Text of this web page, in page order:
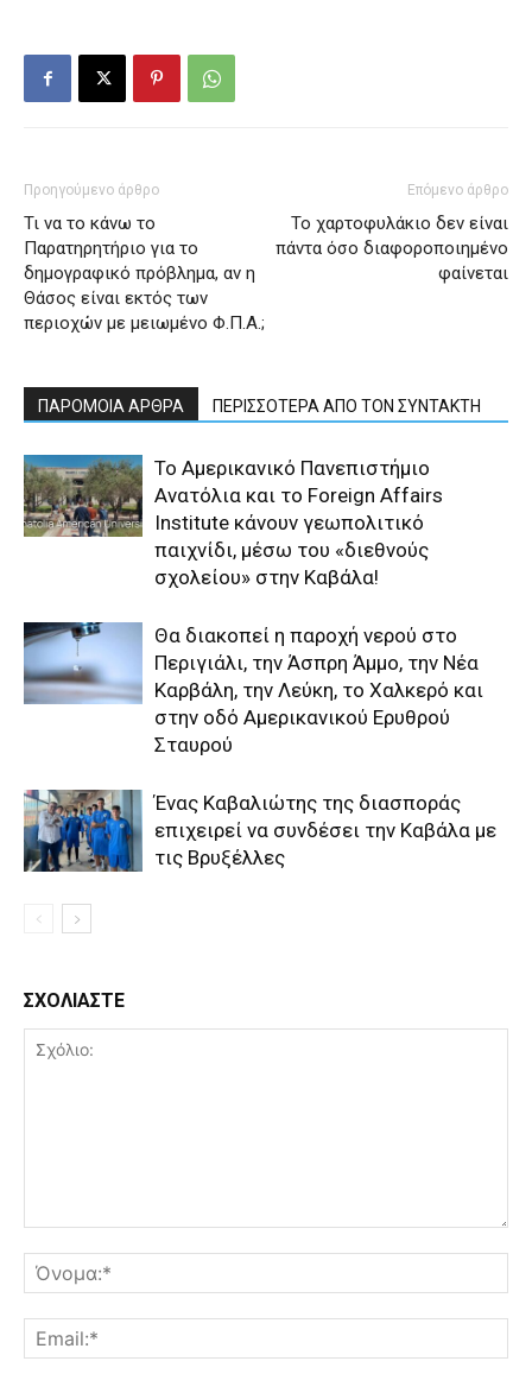
Προηγούμενο άρθρο
Τι να το κάνω το
Παρατηρητήριο για το
δημογραφικό πρόβλημα, αν η
Θάσος είναι εκτός των
περιοχών με μειωμένο Φ.Π.Α.;
Επόμενο άρθρο
Το χαρτοφυλάκιο δεν είναι
πάντα όσο διαφοροποιημένο
φαίνεται
ΠΑΡΟΜΟΙΑ ΑΡΘΡΑ ΠΕΡΙΣΣΟΤΕΡΑ ΑΠΟ ΤΟΝ ΣΥΝΤΑΚΤΗ
Το Αμερικανικό Πανεπιστήμιο
Ανατόλια και το Foreign Affairs
Institute κάνουν γεωπολιτικό
παιχνίδι, μέσω του «διεθνούς
σχολείου» στην Καβάλα!
Θα διακοπεί η παροχή νερού στο
Περιγιάλι, την Άσπρη Άμμο, την Νέα
Καρβάλη, την Λεύκη, το Χαλκερό και
στην οδό Αμερικανικού Ερυθρού
Σταυρού
Ένας Καβαλιώτης της διασποράς
επιχειρεί να συνδέσει την Καβάλα με
τις Βρυξέλλες
ΣΧΟΛΙΑΣΤΕ